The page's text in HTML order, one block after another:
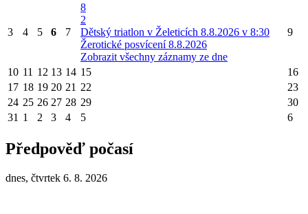
3 4 5 6 7
8
2
Dětský triatlon v Želeticích 8.8.2026 v 8:30
Žerotické posvícení 8.8.2026
Zobrazit všechny záznamy ze dne
9
10 11 12 13 14 15
16
17 18 19 20 21 22
23
24 25 26 27 28 29
30
31 1 2 3 4 5 6
Předpověď počasí
dnes, čtvrtek 6. 8. 2026